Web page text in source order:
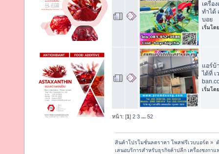
เครื่อ
ทำได้
บอย
เริ่มโด
แอร์บ้
ได้ที่ เ
เริ่มโด
หน้า: [1] 2 3 ... 52
สินค้าโปรโมชั่นลดราคา โพสฟรีเวบบอร์ด »
เสนอบริการสำหรับธุรกิจค้าปลีก เครื่องชงกา